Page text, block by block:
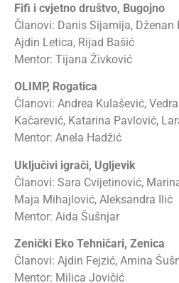
Fifi i cvjetno društvo, Bugojno
Članovi: Danis Sijamija, Dženan
Ajdin Letica, Rijad Bašić
Mentor: Tijana Živković
OLIMP, Rogatica
Članovi: Andrea Kulašević,
Kačarević, Katarina Pavlović,
Mentor: Anela Hadžić
Uključivi igrači, Ugljevik
Članovi: Sara Cvijetinović,
Maja Mihajlović, Aleksandra Ilić
Mentor: Aida Šušnjar
Zenički Eko Tehničari, Zenica
Članovi: Ajdin Fejzić, Amina
Mentor: Milica Jovičić